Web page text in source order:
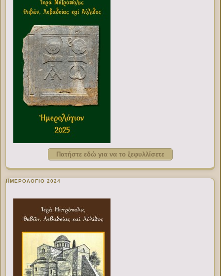
Πατήστε εδώ για να το ξεφυλλίσετε
ΗΜΕΡΟΛΟΓΙΟ 2024